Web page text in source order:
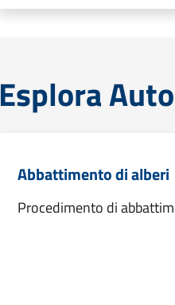
Esplora
Abbattimento di alberi
Procedimento di